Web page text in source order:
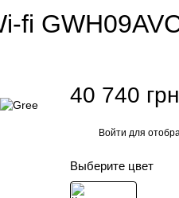
fi
40 740 грн
Войти для
Выберите цвет